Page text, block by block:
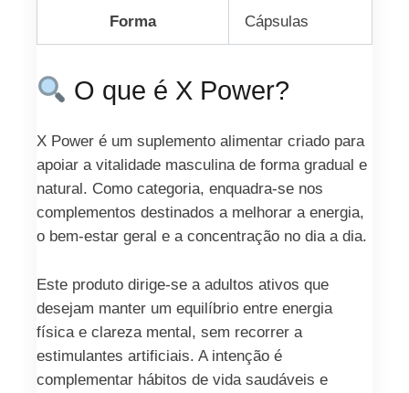
Forma Cápsulas
O que é X Power?
X Power é um suplemento alimentar criado para
apoiar a vitalidade masculina de forma gradual e
natural. Como categoria, enquadra‑se nos
complementos destinados a melhorar a energia,
o bem‑estar geral e a concentração no dia a dia.
Este produto dirige‑se a adultos ativos que
desejam manter um equilíbrio entre energia
física e clareza mental, sem recorrer a
estimulantes artificiais. A intenção é
complementar hábitos de vida saudáveis e